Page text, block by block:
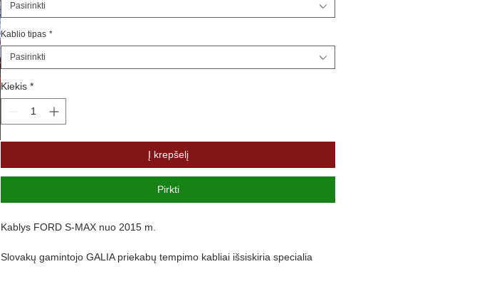
Pasirinkti
Kablio tipas *
Pasirinkti
Kiekis *
Į krepšelį
Pirkti
Kablys FORD S-MAX nuo 2015 m.
Slovakų gamintojo GALIA priekabų tempimo kabliai išsiskiria specialia